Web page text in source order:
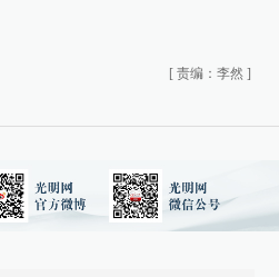
[ 责编：李然 ]